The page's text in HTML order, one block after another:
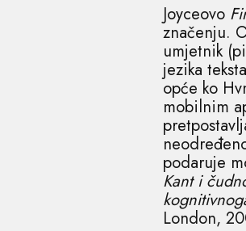
Joyceovo
značenju.
umjetnik
jezika
opće ko
mobilnim
podaruje
Kant i
London,